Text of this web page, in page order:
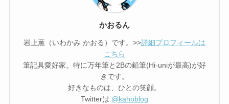
かおるん
岩上薫（いわかみ かおる）です。>>詳細プロフィールは
こちら
筆記具愛好家。特に万年筆と2Bの鉛筆(Hi-uniが最高)が好
きです。
好きなものは、ひとの笑顔。
Twitterは @kahoblog